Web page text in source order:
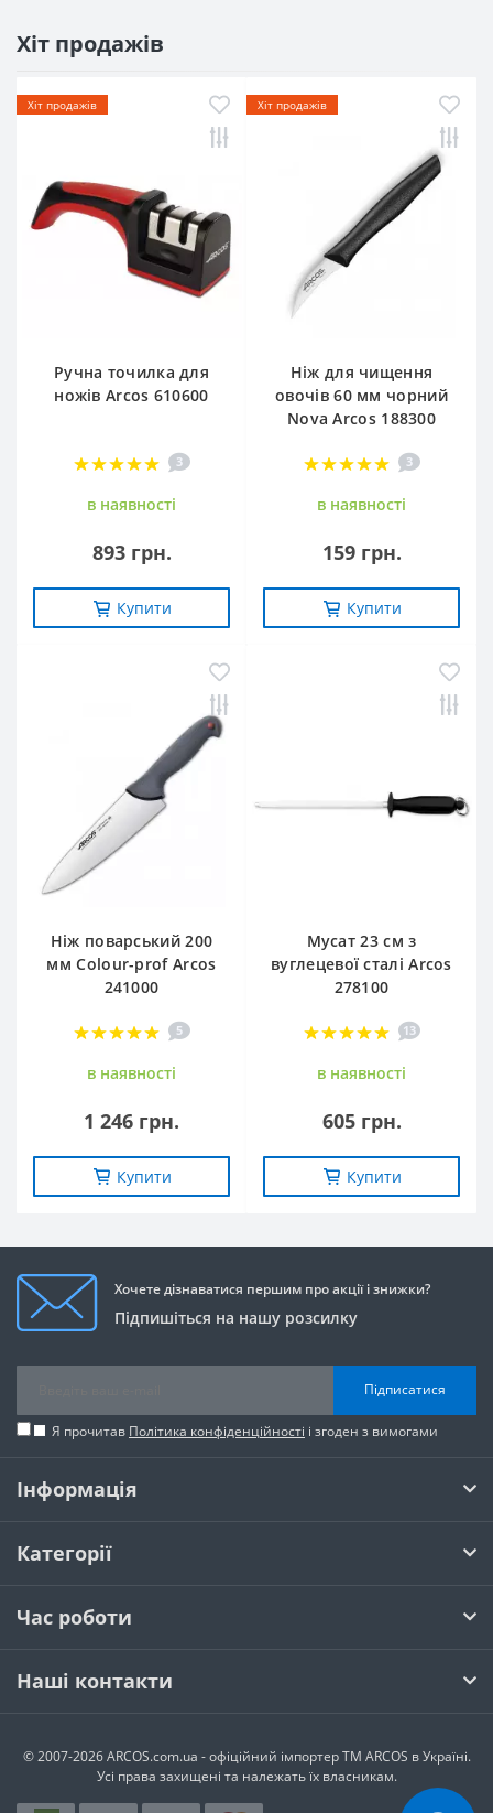
Хіт продажів
Хіт продажів
Ручна точилка для
ножів Arcos 610600
3
в наявностi
893 грн.
Купити
Хіт продажів
Ніж для чищення
овочів 60 мм чорний
Nova Arcos 188300
3
в наявностi
159 грн.
Купити
Ніж поварський 200
мм Сolour-prof Arcos
241000
5
в наявностi
1 246 грн.
Купити
Мусат 23 см з
вуглецевої сталі Arcos
278100
13
в наявностi
605 грн.
Купити
Хочете дізнаватися першим про акції і знижки?
Підпишіться на нашу розсилку
Підписатися
Я прочитав Політика конфіденційності і згоден з вимогами
Інформація
Категорії
Час роботи
Наші контакти
© 2007-2026 ARCOS.com.ua - офiцiйний iмпортер ТМ ARCOS в Україні.
Усi права захищенi та належать їх власникам.